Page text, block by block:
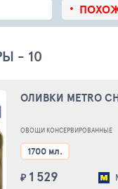
- 10
ОЛИВКИ METRO
ОВОЩИ КОНСЕРВИРОВАННЫЕ
1700 мл.
₽ 1 529